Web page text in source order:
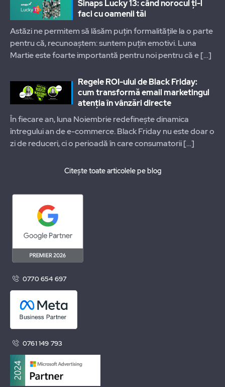
Sinaps Lucky 13: când norocul ți-l
faci cu oamenii tăi
Astăzi ne permitem să lăsăm puțin formalitățile la o parte
pentru că, recunoaștem: suntem puțin emotivi. Luna
Martie este foarte importantă pentru noi pentru că e[…]
Regele ROI-ului de Black Friday:
cum transformă email marketingul
atenția în vânzări directe
În fiecare an, luna Noiembrie redefinește dinamica
întregului an de e-commerce. Black Friday nu este doar o
zi de reduceri, ci o perioadă în care consumatorii[…]
Citește toate articolele pe blog
0770 654 697
0761 149 793